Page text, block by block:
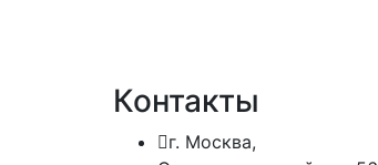
Контакты
г. Москва,